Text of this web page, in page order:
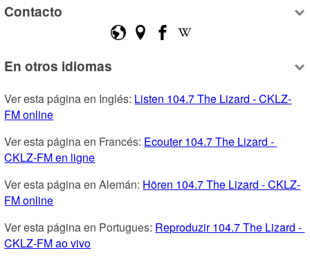
Contacto
En otros idiomas
Ver esta página en Inglés: Listen 104.7 The Lizard - CKLZ-
FM online
Ver esta página en Francés: Ecouter 104.7 The Lizard -
CKLZ-FM en ligne
Ver esta página en Alemán: Hören 104.7 The Lizard - CKLZ-
FM online
Ver esta página en Portugues: Reproduzir 104.7 The Lizard -
CKLZ-FM ao vivo